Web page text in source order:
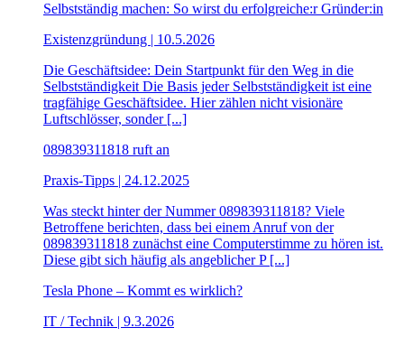
Selbstständig machen: So wirst du erfolgreiche:r Gründer:in
Existenzgründung | 10.5.2026
Die Geschäftsidee: Dein Startpunkt für den Weg in die
Selbstständigkeit Die Basis jeder Selbstständigkeit ist eine
tragfähige Geschäftsidee. Hier zählen nicht visionäre
Luftschlösser, sonder [...]
089839311818 ruft an
Praxis-Tipps | 24.12.2025
Was steckt hinter der Nummer 089839311818? Viele
Betroffene berichten, dass bei einem Anruf von der
089839311818 zunächst eine Computerstimme zu hören ist.
Diese gibt sich häufig als angeblicher P [...]
Tesla Phone – Kommt es wirklich?
IT / Technik | 9.3.2026